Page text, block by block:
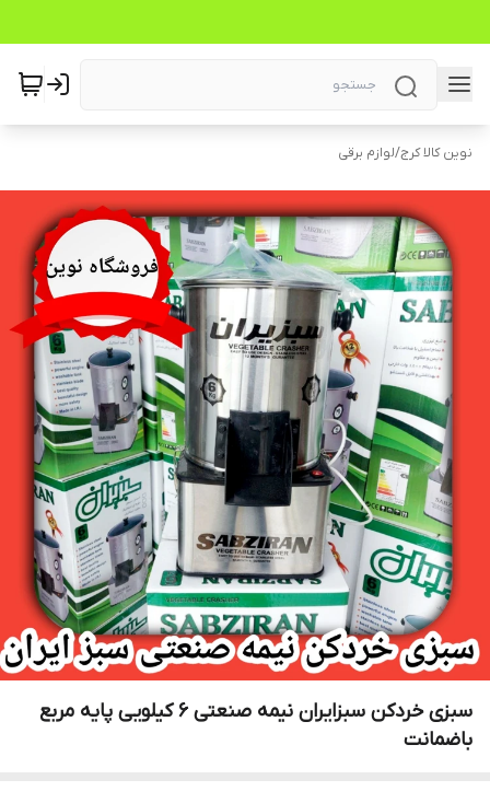
نوین کالا کرج/لوازم برقی
سبزی خردکن سبزایران نیمه صنعتی ۶ کیلویی پایه مربع
باضمانت